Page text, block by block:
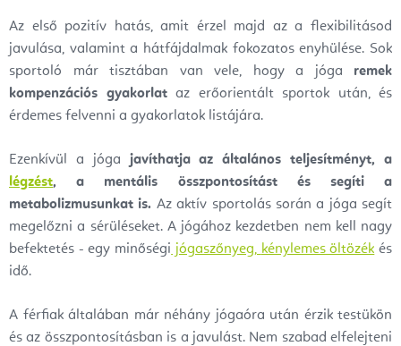
Az első pozitív hatás, amit érzel majd az a flexibilitásod
javulása, valamint a hátfájdalmak fokozatos enyhülése. Sok
sportoló már tisztában van vele, hogy a jóga remek
kompenzációs gyakorlataz erőorientált sportok után, és
érdemes felvenni a gyakorlatok listájára.
Ezenkívül a jóga javíthatja az általános teljesítményt, a
légzést, a mentális összpontosítást és segíti a
metabolizmusunkat is. Az aktív sportolás során a jóga segít
megelőzni a sérüléseket. A jógához kezdetben nem kell nagy
befektetés - egy minőségi jógaszőnyeg, kénylemes öltözék és
idő.
A férfiak általában már néhány jógaóra után érzik testükön
és az összpontosításban is a javulást. Nem szabad elfelejteni